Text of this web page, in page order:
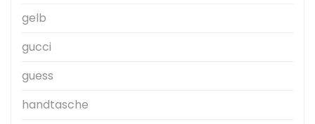
gelb
gucci
guess
handtasche